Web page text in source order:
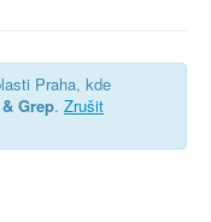
Praha, kde
Grep. Zrušit